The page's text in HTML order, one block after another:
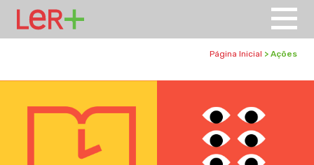
Página Inicial > Ações